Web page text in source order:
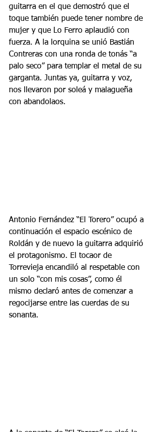
guitarra en el que demostró que el
toque también puede tener nombre de
mujer y que Lo Ferro aplaudió con
fuerza. A la lorquina se unió Bastián
Contreras con una ronda de tonás “a
palo seco” para templar el metal de su
garganta. Juntas ya, guitarra y voz,
nos llevaron por soleá y malagueña
con abandolaos.
Antonio Fernández “El Torero” ocupó a
continuación el espacio escénico de
Roldán y de nuevo la guitarra adquirió
el protagonismo. El tocaor de
Torrevieja encandiló al respetable con
un solo “con mis cosas”, como él
mismo declaró antes de comenzar a
regocijarse entre las cuerdas de su
sonanta.